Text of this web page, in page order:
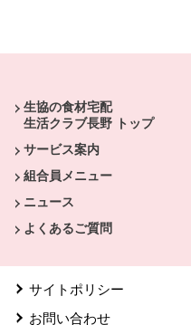
生協の食材宅配
生活クラブ長野 トップ
サービス案内
組合員メニュー
ニュース
よくあるご質問
サイトポリシー
お問い合わせ